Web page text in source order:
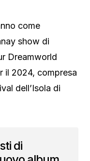
come
show di
Dreamworld
il 2024, compresa
dell’Isola di
di